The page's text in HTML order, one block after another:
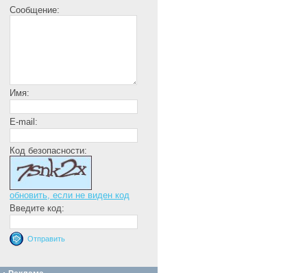
Сообщение:
Имя:
E-mail:
Код безопасности:
обновить, если не виден код
Введите код: